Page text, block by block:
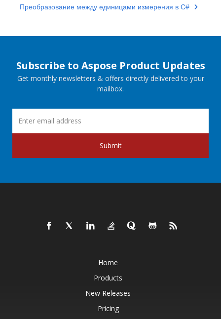
Преобразование между единицами измерения в C#
Subscribe to Aspose Product Updates
Get monthly newsletters & offers directly delivered to your
mailbox.
Submit
Home
Products
New Releases
Pricing